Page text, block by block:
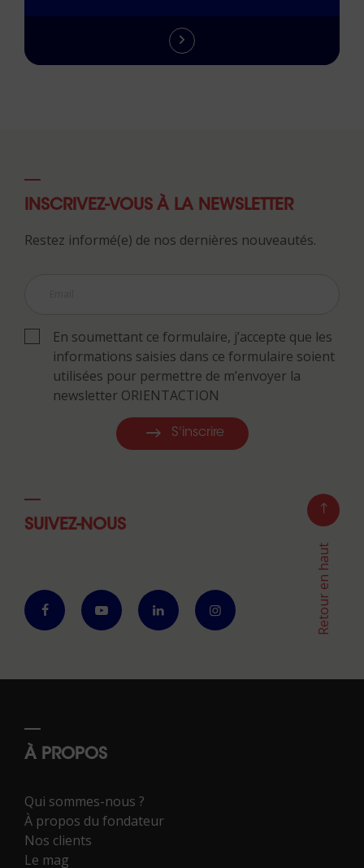
INSCRIVEZ-VOUS À LA NEWSLETTER
Restez informé(e) de nos dernières nouveautés.
En soumettant ce formulaire, j’accepte que les
informations saisies dans ce formulaire soient
utilisées pour permettre de m’envoyer la
newsletter ORIENTACTION
S'inscrire
SUIVEZ-NOUS
Retour en haut
À PROPOS
Qui sommes-nous ?
À propos du fondateur
Nos clients
Le mag